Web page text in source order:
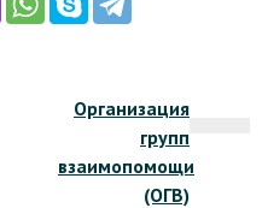
Организация
групп
взаимопомощи
(ОГВ)